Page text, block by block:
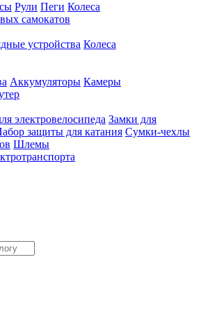
Рули Пеги Колеса
самокатов
устройства Колеса
Аккумуляторы Камеры
электровелосипеда Замки для
защиты для катания Сумки-чехлы
Шлемы